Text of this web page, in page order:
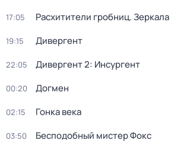
17:05 Расхитители гробниц.
19:15 Дивергент
22:05 Дивергент 2: Инсургент
00:20 Догмен
02:15 Гонка века
03:50 Бесподобный мистер Фокс